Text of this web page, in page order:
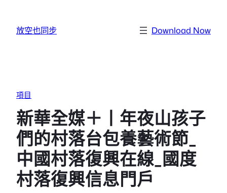
放空也同步 Download Now
項目
新華全媒＋丨年夜山孩子
們的村落台包養藝術節_
中國村落復興在線_國度
村落復興信息門戶